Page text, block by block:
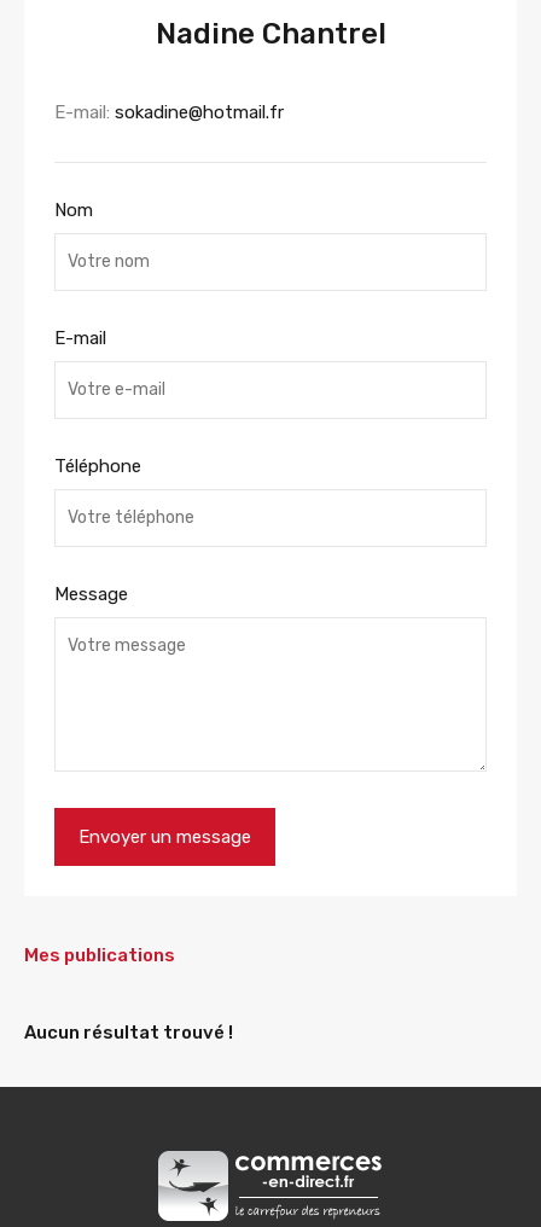
Nadine Chantrel
E-mail: sokadine@hotmail.fr
Nom
E-mail
Téléphone
Message
Mes publications
Aucun résultat trouvé !